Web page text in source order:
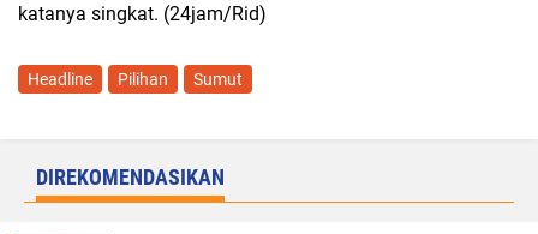
katanya singkat. (24jam/Rid)
Headline Pilihan Sumut
DIREKOMENDASIKAN